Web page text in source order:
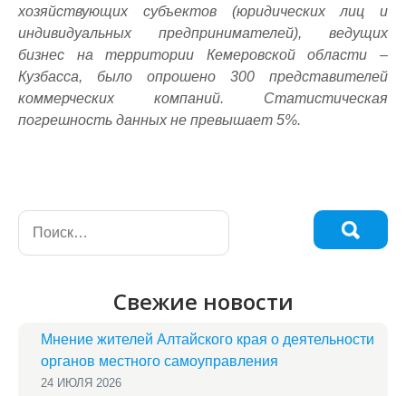
хозяйствующих субъектов (юридических лиц и
индивидуальных предпринимателей), ведущих
бизнес на территории Кемеровской области –
Кузбасса, было опрошено 300 представителей
коммерческих компаний. Статистическая
погрешность данных не превышает 5%.
Свежие новости
Мнение жителей Алтайского края о деятельности
органов местного самоуправления
24 ИЮЛЯ 2026